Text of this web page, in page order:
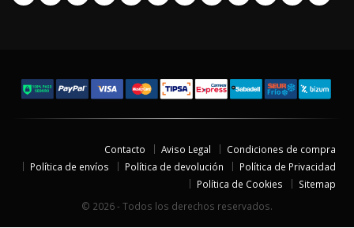
Contacto Aviso Legal
Condiciones de compra
Política de envíos
Política de devolución
Política de Privacidad
Política de Cookies
Sitemap
© 2026 - Todos los derechos reservados.